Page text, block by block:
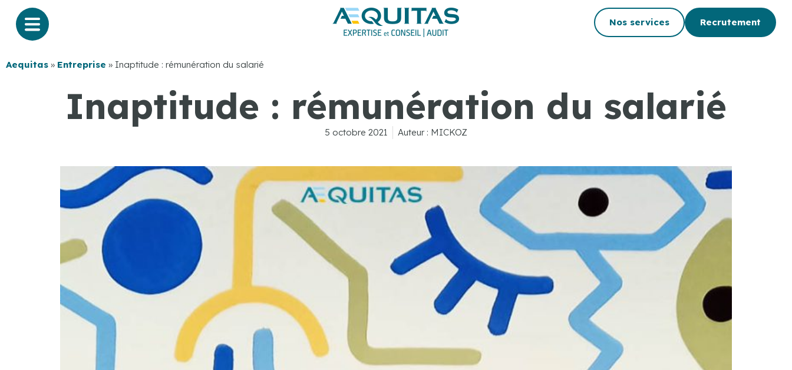
Nos services Recrutement
Aequitas » Entreprise » Inaptitude : rémunération du salarié
Inaptitude : rémunération du salarié
5 octobre 2021 Auteur : MICKOZ